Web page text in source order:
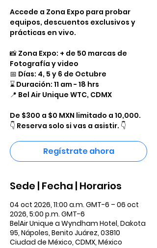
Accede a Zona Expo para probar
equipos, descuentos exclusivos y
prácticas en vivo.
​📸 Zona Expo: + de 50 marcas de
Fotografía y video
​📅 Días: 4, 5 y 6 de Octubre
⌛ Duración: 11 am - 18 hrs
​📍 Bel Air Unique WTC, CDMX
De $300 a $0 MXN limitado a 10,000.
👇 Reserva solo si vas a asistir. 👇
Regístrate ahora
Sede | Fecha | Horarios
04 oct 2026, 11:00 a.m. GMT-6 – 06 oct
2026, 5:00 p.m. GMT-6
BelAir Unique a Wyndham Hotel, Dakota
95, Nápoles, Benito Juárez, 03810
Ciudad de México, CDMX, México